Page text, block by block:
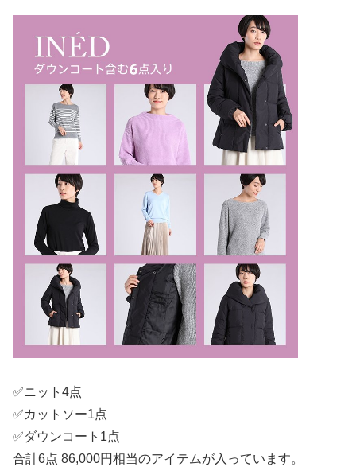
✅ニット4点
✅カットソー1点
✅ダウンコート1点
合計6点 86,000円相当のアイテムが入っています。